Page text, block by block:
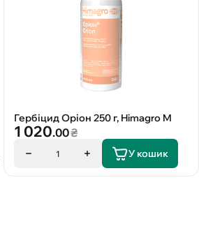
Гербіцид Оріон 250 г, Himagro M
1 020.00₴
1 У кошик